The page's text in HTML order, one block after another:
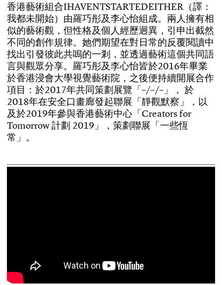
香港藝術組合IHAVENTSTARTEDEITHER（譯 ：
我都未開始） 由羅巧彤及李心怡組成。 兩人擁有相
似的藝術觀 ， 但性格及個人經歷迥異 ， 引 申出截然
不同的創作規律。 她們期望在對日常的反覆閱讀中
找出引發彼此共嗚的一剎 ， 並透過藝術這個共同語
言與觀眾分享。 羅巧彤及李心怡皆於2016年畢業
於香港浸會大學視覺藝術院 ， 之後便持續開展合作
項目 ： 於2017年共同策劃 展覽 「–/–/– 」 ， 於
2018年在安全口畫廊發起聯展 「靜觀默察 」 ， 以
及於2019年參與香港藝術中心 「Creatorsfor
Tomorrow計劃 2019 」 ， 策劃聯展 「一些恆
常 」 。